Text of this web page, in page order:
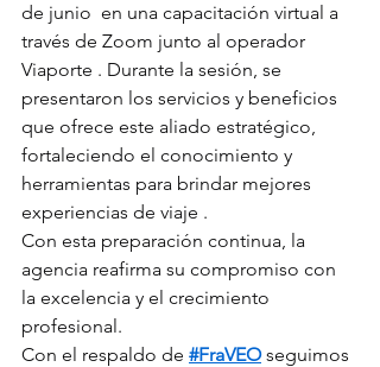
de junio  en una capacitación virtual a
través de Zoom junto al operador
Viaporte . Durante la sesión, se
presentaron los servicios y beneficios
que ofrece este aliado estratégico,
fortaleciendo el conocimiento y
herramientas para brindar mejores
experiencias de viaje .
Con esta preparación continua, la
agencia reafirma su compromiso con
la excelencia y el crecimiento
profesional.
Con el respaldo de #FraVEO seguimos